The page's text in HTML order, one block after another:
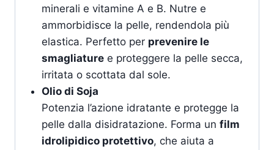
minerali e vitamine A e B. Nutre e
ammorbidisce la pelle, rendendola più
elastica. Perfetto per prevenire le
smagliaturee proteggere la pelle secca,
irritata o scottata dal sole.
Olio di Soja
Potenzia l’azione idratante e protegge la
pelle dalla disidratazione. Forma un film
idrolipidico protettivo, che aiuta a